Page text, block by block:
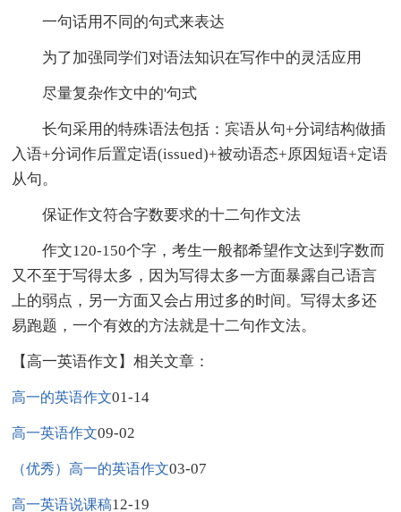
一句话用不同的句式来表达
为了加强同学们对语法知识在写作中的灵活应用
尽量复杂作文中的'句式
长句采用的特殊语法包括：宾语从句+分词结构做插
入语+分词作后置定语(issued)+被动语态+原因短语+定语
从句。
保证作文符合字数要求的十二句作文法
作文120-150个字，考生一般都希望作文达到字数而
又不至于写得太多，因为写得太多一方面暴露自己语言
上的弱点，另一方面又会占用过多的时间。写得太多还
易跑题，一个有效的方法就是十二句作文法。
【高一英语作文】相关文章：
高一的英语作文01-14
高一英语作文09-02
（优秀）高一的英语作文03-07
高一英语说课稿12-19